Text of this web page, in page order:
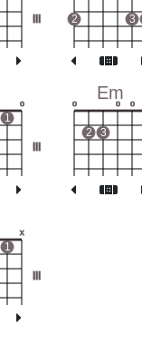
2 3
1
o
Em
o
2 3
o o
III
1
x